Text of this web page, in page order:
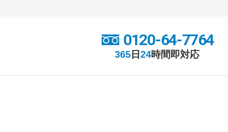
0120-64-7764
365 日 24時間即対応